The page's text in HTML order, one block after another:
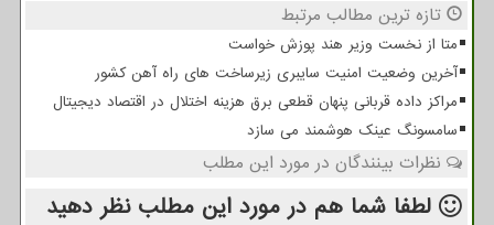
تازه ترین مطالب مرتبط
متا از نخست وزیر هند پوزش خواست
آخرین وضعیت امنیت سایبری زیرساخت های راه آهن کشور
مراکز داده قربانی پنهان قطعی برق هزینه اختلال در اقتصاد دیجیتال
سامسونگ عینک هوشمند می سازد
نظرات بینندگان در مورد این مطلب
لطفا شما هم در مورد این مطلب نظر دهید